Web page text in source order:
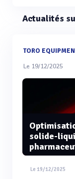
Actualités
TORO
Le 19/12/2025
solide-
Le 19/12/2025